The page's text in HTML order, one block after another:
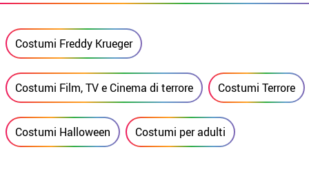
Costumi Freddy Krueger
Costumi Film, TV e Cinema di terrore Costumi Terrore
Costumi Halloween Costumi per adulti